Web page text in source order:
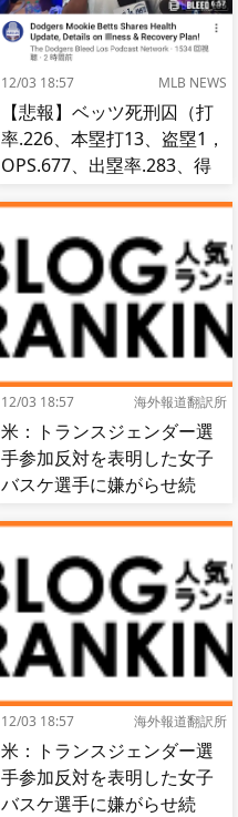
12/03 18:57 MLB NEWS
【悲報】ベッツ死刑囚（打
率.226、本塁打13、盗塁1，
OPS.677、出塁率.283、得
12/03 18:57 海外報道翻訳所
米：トランスジェンダー選
手参加反対を表明した女子
バスケ選手に嫌がらせ続
反応]
12/03 18:57 海外報道翻訳所
米：トランスジェンダー選
手参加反対を表明した女子
バスケ選手に嫌がらせ続